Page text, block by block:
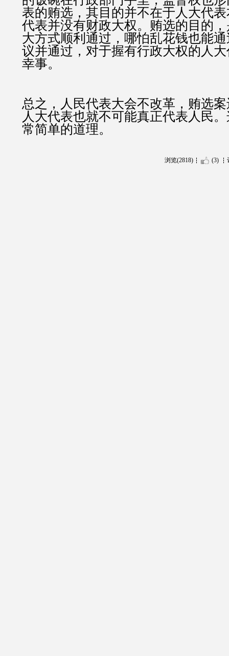
表的贿选，其目的并不在于人大代
代表并没有财政大权。贿选的目的
大方式顺利通过，哪怕乱花钱也能
议并通过，对于握有行政大权的人
幸事。
总之，人民代表大会不改革，贿选
人大代表也就不可能真正代表人民
常简单的道理。
浏览(2818) (3)